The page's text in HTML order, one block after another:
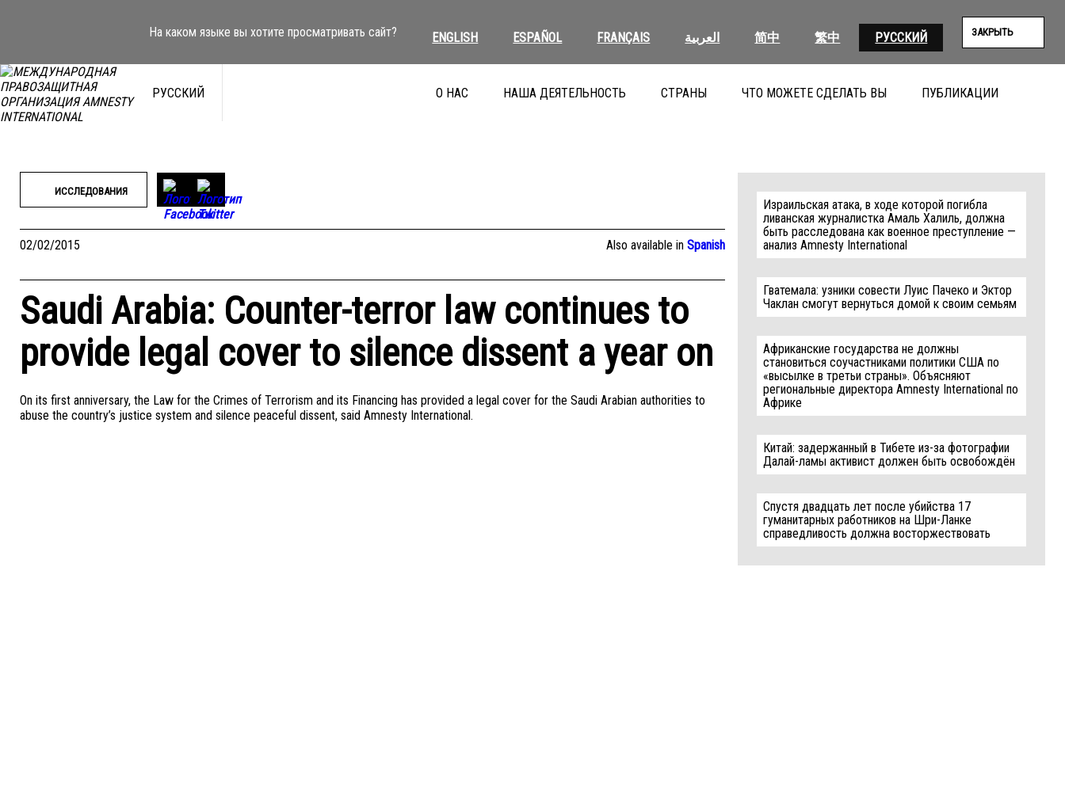
На каком языке вы хотите просматривать сайт? ENGLISH ESPAÑOL FRANÇAIS العربية 简中 繁中 РУССКИЙ ЗАКРЫТЬ
РУССКИЙ О НАС НАША ДЕЯТЕЛЬНОСТЬ СТРАНЫ ЧТО МОЖЕТЕ СДЕЛАТЬ ВЫ ПУБЛИКАЦИИ
ИССЛЕДОВАНИЯ
02/02/2015 Also available inSpanish
Saudi Arabia: Counter-terror law continues to
provide legal cover to silence dissent a year on
On its first anniversary, the Law for the Crimes of Terrorism and its Financing has provided a legal cover for the Saudi Arabian authorities to
abuse the country’s justice system and silence peaceful dissent, said Amnesty International.
Израильская атака, в ходе которой погибла
ливанская журналистка Амаль Халиль, должна
быть расследована как военное преступление —
анализ Amnesty International
Гватемала: узники совести Луис Пачеко и Эктор
Чаклан смогут вернуться домой к своим семьям
Африканские государства не должны
становиться соучастниками политики США по
«высылке в третьи страны». Объясняют
региональные директора Amnesty International по
Африке
Китай: задержанный в Тибете из-за фотографии
Далай-ламы активист должен быть освобождён
Спустя двадцать лет после убийства 17
гуманитарных работников на Шри-Ланке
справедливость должна восторжествовать